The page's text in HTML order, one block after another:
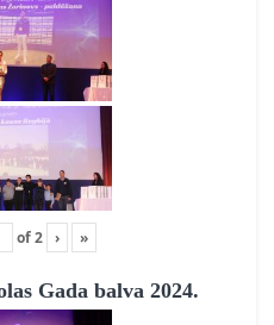
of2 › »
Gada balva 2024.